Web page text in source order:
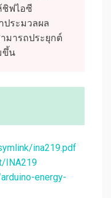
ชิฟไอซี
ประมวลผล
มารถประยุกต์
ขึ้น
ina219.pdf
INA219
energy-